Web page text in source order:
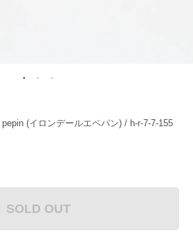
pepin (イロンデールエペパン) / h-r-7-7-155
SOLD OUT